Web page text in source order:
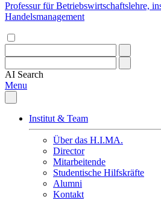
Professur für Betriebswirtschaftslehre,
Handelsmanagement
AI Search
Menu
Institut & Team
Über das H.I.MA.
Director
Mitarbeitende
Studentische Hilfskräfte
Alumni
Kontakt